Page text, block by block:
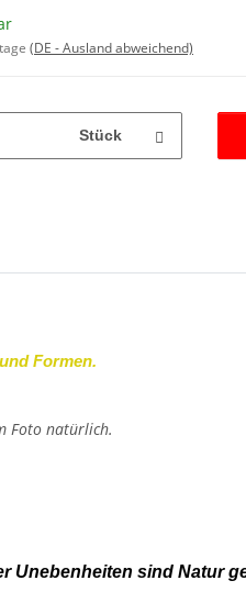
(DE - Ausland abweichend)
Stück
Formen.
Foto natürlich.
Unebenheiten sind Natur